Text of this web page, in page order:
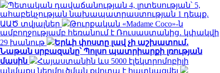
Պետական դավաճանության 4, լրտեսության՝ 5,
ահաբեկչության նախապատրաստության 1 դեպք.
ԱԱԾ տվյալներ
Թուրքական «Madame Coco»-ն
ամբողջությամբ հեռանում է Ռուսաստանից․ կփակվի
29 խանութ
Երևի փոստը լավ չի աշխատում․
Նաթան սրբազանը՝ Պոլսո պատրիարքի լռության
մասին
Հայաստանին ևս 5000 էլեկտրոմոբիլի
անմաքս ներմուծման քվոտա է հատկացվել